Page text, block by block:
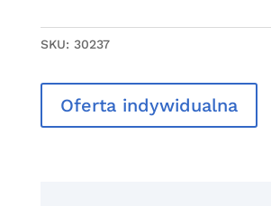
SKU: 30237
Oferta indywidualna